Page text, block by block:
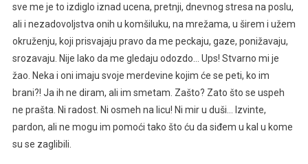
sve me je to izdiglo iznad ucena, pretnji, dnevnog stresa na poslu,
ali i nezadovoljstva onih u komšiluku, na mrežama, u širem i užem
okruženju, koji prisvajaju pravo da me peckaju, gaze, ponižavaju,
srozavaju. Nije lako da me gledaju odozdo… Ups! Stvarno mi je
žao. Neka i oni imaju svoje merdevine kojim će se peti, ko im
brani?! Ja ih ne diram, ali im smetam. Zašto? Zato što se uspeh
ne prašta. Ni radost. Ni osmeh na licu! Ni mir u duši… Izvinte,
pardon, ali ne mogu im pomoći tako što ću da siđem u kal u kome
su se zaglibili.